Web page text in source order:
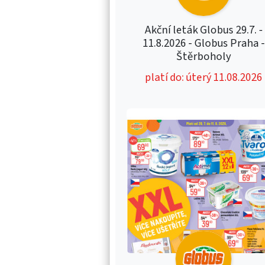
Akční leták Globus 29.7. -
11.8.2026 - Globus Praha -
Štěrboholy
platí do: úterý 11.08.2026